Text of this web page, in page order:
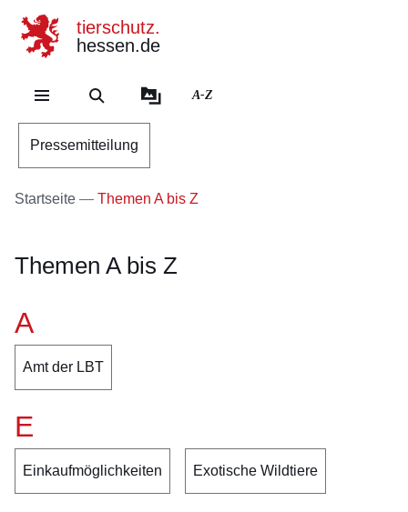
tierschutz.
hessen.de
A-Z
Pressemitteilung
Startseite Themen A bis Z
Themen A bis Z
A
Amt der LBT
E
Einkaufmöglichkeiten Exotische Wildtiere